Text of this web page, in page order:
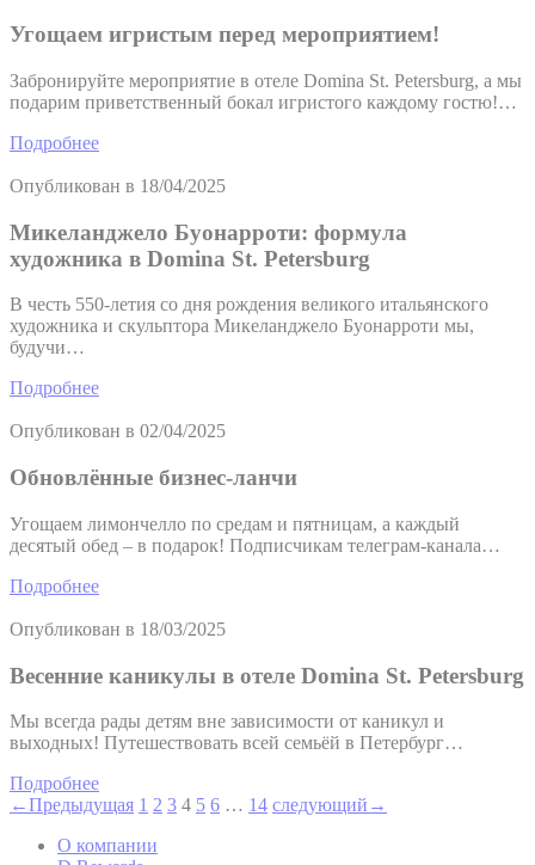
Угощаем игристым перед мероприятием!
Забронируйте мероприятие в отеле Domina St. Petersburg, а мы
подарим приветственный бокал игристого каждому гостю!…
Подробнее
Опубликован в 18/04/2025
Микеланджело Буонарроти: формула
художника в Domina St. Petersburg
В честь 550-летия со дня рождения великого итальянского
художника и скульптора Микеланджело Буонарроти мы,
будучи…
Подробнее
Опубликован в 02/04/2025
Обновлённые бизнес-ланчи
Угощаем лимончелло по средам и пятницам, а каждый
десятый обед – в подарок! Подписчикам телеграм-канала…
Подробнее
Опубликован в 18/03/2025
Весенние каникулы в отеле Domina St. Petersburg
Мы всегда рады детям вне зависимости от каникул и
выходных! Путешествовать всей семьёй в Петербург…
Подробнее
←Предыдущая 1 2 3 4 5 6 … 14 следующий →
О компании